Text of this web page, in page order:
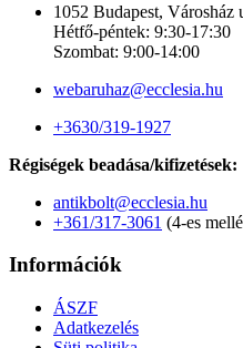
1052 Budapest, Városház
Hétfő-péntek: 9:30-17:30
Szombat: 9:00-14:00
webaruhaz@ecclesia.hu
+3630/319-1927
Régiségek beadása/kifizetések:
antikbolt@ecclesia.hu
+361/317-3061 (4-es
Információk
ÁSZF
Adatkezelés